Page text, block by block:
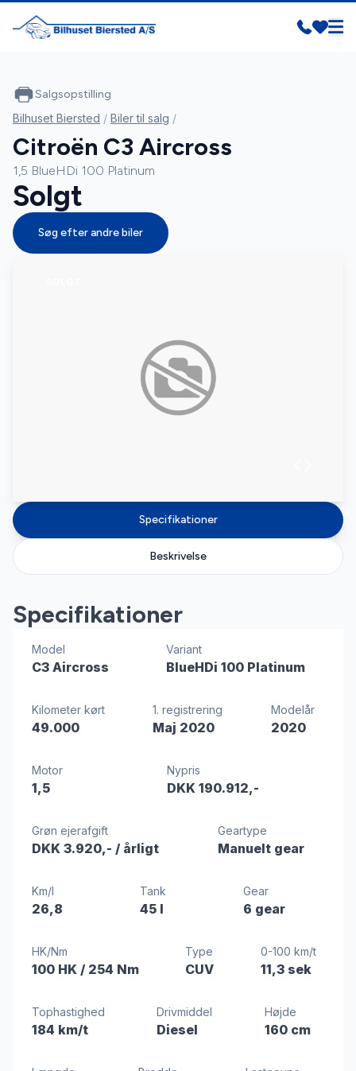
Specifikationer
Beskrivelse
Specifikationer
Model
C3 Aircross
Variant
BlueHDi 100 Platinum
Kilometer kørt
49.000
1. registrering
Maj 2020
Modelår
2020
Motor
1,5
Nypris
DKK 190.912,-
Grøn ejerafgift
DKK 3.920,- / årligt
Geartype
Manuelt gear
Km/l
26,8
Tank
45 l
Gear
6 gear
HK/Nm
100 HK / 254 Nm
Type
CUV
0-100 km/t
11,3 sek
Tophastighed
184 km/t
Drivmiddel
Diesel
Højde
160 cm
Salgsopstilling
Bilhuset Biersted / Biler til salg /
Citroën C3 Aircross
1,5 BlueHDi 100 Platinum
Solgt
Søg efter andre biler